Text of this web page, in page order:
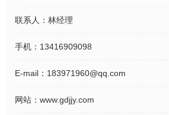
联系人： 林经理
手机： 13416909098
E-mail： 183971960@qq.com
网站： www.gdjjy.com